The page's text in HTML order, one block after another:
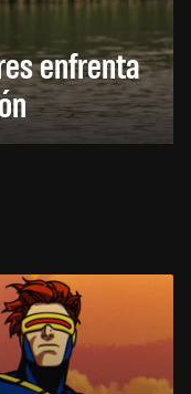
enfrenta